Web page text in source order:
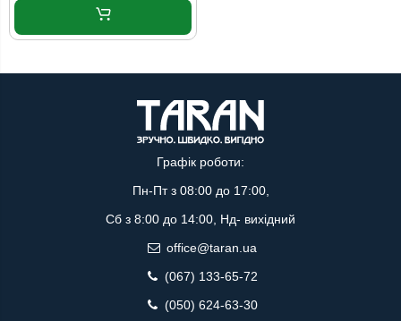
Графік роботи:
Пн-Пт з 08:00 до 17:00,
Сб з 8:00 до 14:00, Нд- вихідний
office@taran.ua
(067) 133-65-72
(050) 624-63-30